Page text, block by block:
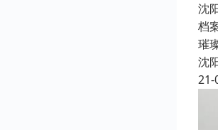
沈
档
璀
沈
21-